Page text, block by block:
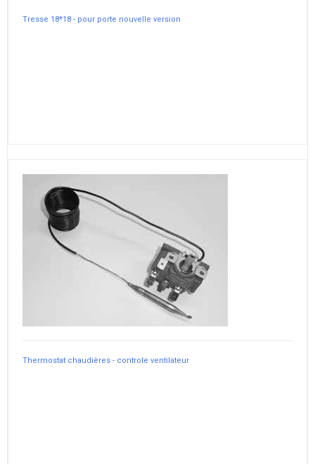
Tresse 18*18 - pour porte nouvelle version
Thermostat chaudières - controle ventilateur